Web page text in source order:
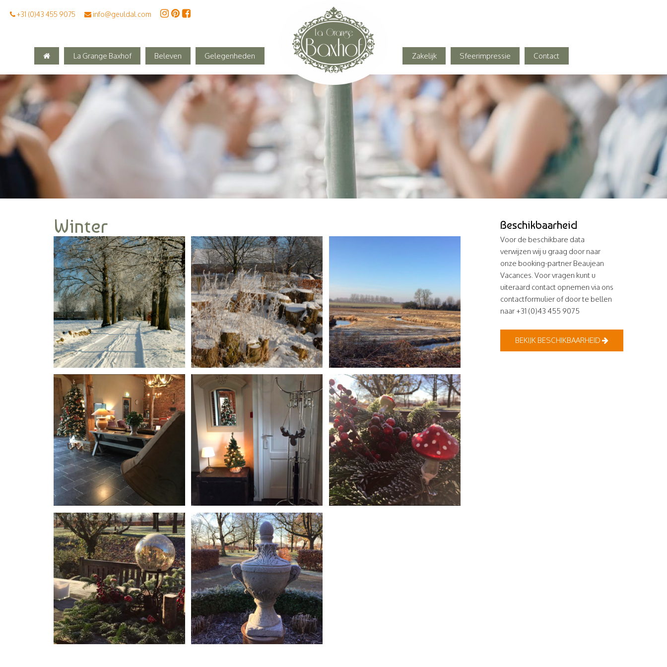
+31 (0)43 455 9075 info@geuldal.com
La Grange Baxhof Beleven Gelegenheden Zakelijk Sfeerimpressie Contact
Winter Beschikbaarheid
Voor de beschikbare data
verwijzen wij u graag door naar
onze booking-partner Beaujean
Vacances. Voor vragen kunt u
uiteraard contact opnemen via ons
contactformulier of door te bellen
naar +31 (0)43 455 9075
BEKIJK BESCHIKBAARHEID